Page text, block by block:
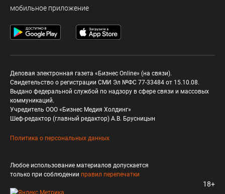
мобильное приложение
Деловая электронная газета «Бизнес Online» (на связи).
Свидетельство о регистрации СМИ Эл №ФС 77-33484 от 15.10.08.
Выдано федеральной службой по надзору в сфере связи и массовых
коммуникаций.
Учредитель ООО «Бизнес Медия Холдинг»
Шеф-редактор (главный редактор) А.В. Брусницын
Политика о персональных данных
Любое использование материалов допускается
только при соблюдении правил перепечатки
18+